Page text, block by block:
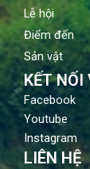
Lễ hội
Điểm đến
Sản vật
KẾT NỐI
Facebook
Youtube
Instagram
LIÊN HỆ